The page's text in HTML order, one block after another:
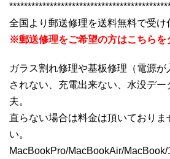
全国より郵送修理を送料無料で受け
※郵送修理をご希望の方はこちらを
ガラス割れ修理や基板修理（電源
されない、充電出来ない、水没デ
夫。
直らない場合は料金は頂いておりま
い。
MacBookPro/MacBookAir/